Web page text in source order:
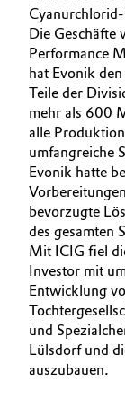
Chemical
Circular
Coatings,
Composites
Consumer
Electronics
Energy,
Food &
Green
Business
Weltweite
ESHQ
Einkauf
Governance
Allgemeine
(AVB)
Business
Karriere
Die Geschäfte
Performance
hat Evonik
Teile der
mehr als 600
alle
umfangreiche
Evonik hatte
bevorzugte
des gesamten
Mit ICIG fiel
Investor mit
Entwicklung
und
Lülsdorf und
auszubauen.